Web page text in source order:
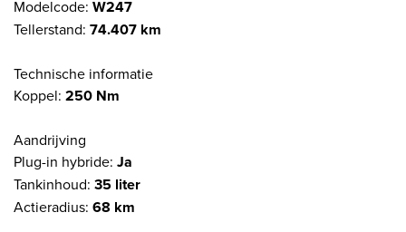
Modelcode: W247
Tellerstand: 74.407 km
Technische informatie
Koppel: 250 Nm
Aandrijving
Plug-in hybride: Ja
Tankinhoud: 35 liter
Actieradius: 68 km